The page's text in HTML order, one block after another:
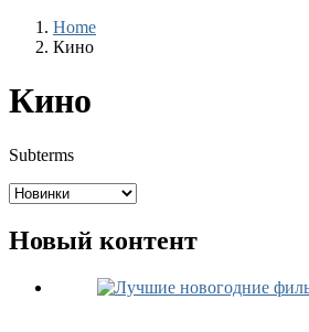
Home
Кино
Кино
Subterms
Новый контент